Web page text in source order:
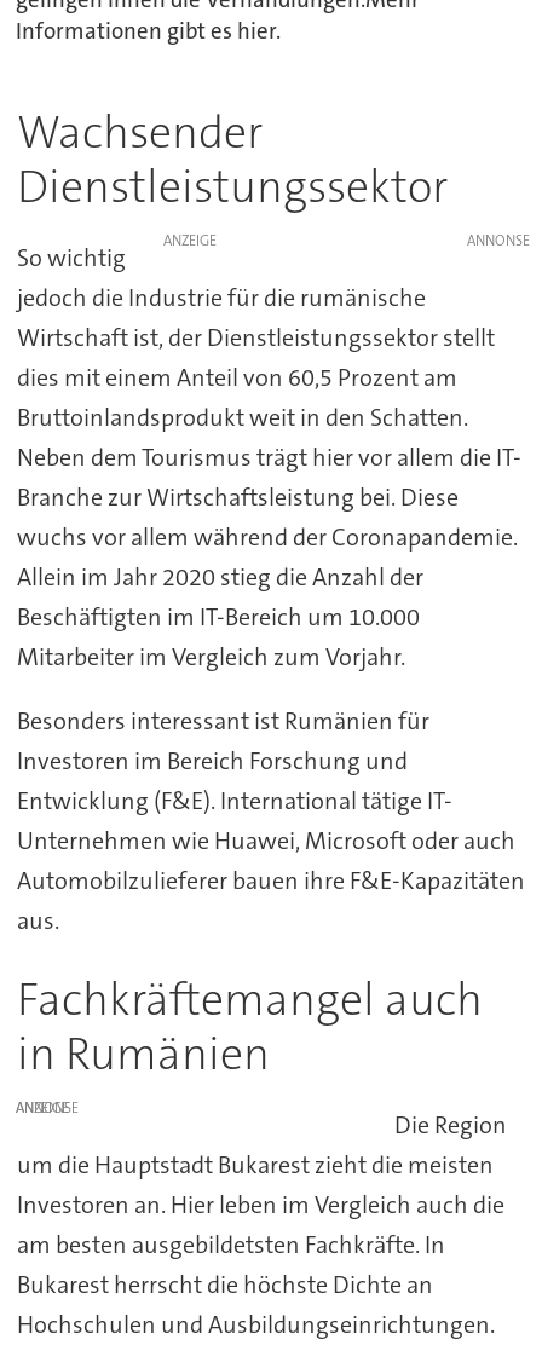
Informationen gibt es hier.
Wachsender
Dienstleistungssektor
ANZEIGE
So wichtig
jedoch die Industrie für die rumänische
Wirtschaft ist, der Dienstleistungssektor stellt
dies mit einem Anteil von 60,5 Prozent am
Bruttoinlandsprodukt weit in den Schatten.
Neben dem Tourismus trägt hier vor allem die IT-
Branche zur Wirtschaftsleistung bei. Diese
wuchs vor allem während der Coronapandemie.
Allein im Jahr 2020 stieg die Anzahl der
Beschäftigten im IT-Bereich um 10.000
Mitarbeiter im Vergleich zum Vorjahr.
Besonders interessant ist Rumänien für
Investoren im Bereich Forschung und
Entwicklung (F&E). International tätige IT-
Unternehmen wie Huawei, Microsoft oder auch
Automobilzulieferer bauen ihre F&E-Kapazitäten
aus.
Fachkräftemangel auch
in Rumänien
ANZEIGE
Die Region
um die Hauptstadt Bukarest zieht die meisten
Investoren an. Hier leben im Vergleich auch die
am besten ausgebildetsten Fachkräfte. In
Bukarest herrscht die höchste Dichte an
Hochschulen und Ausbildungseinrichtungen.